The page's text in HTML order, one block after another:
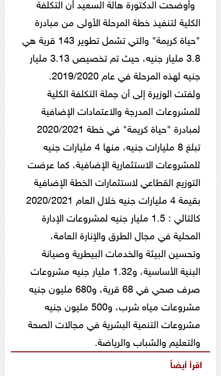
الكلية لتنفيذ خطة المرحلة الأولى من مبادرة
"حياة كريمة" والتي تشمل تطوير 143 قرية هي
3.8 مليار جنيه، حيث تم تخصيص 3.13 مليار
جنيه لهذه المرحلة في عام 2019/2020.
ولفتت الوزيرة إلى أن جملة التكلفة الكلية
للمشروعات المدرجة والاعتمادات الإضافية
لمبادرة "حياة كريمة" في خطة 2020/2021
تبلغ 8 مليارات جنيه، منها 4 مليارات جنيه
للمشروعات الاستثمارية الإضافية، كما عرضت
التوزيع القطاعي لاستثمارات الخطة الإضافية
بقيمة 4 مليارات جنيه خلال العام 2020/2021
كالتالي : 1.5 مليار جنيه لمشروعات الإدارة
المحلية في مجال الطرق والإنارة العامة،
وتحسين البيئة والخدمات البيطرية وصيانة
البنية الأساسية، و1.32 مليار جنيه مشروعات
صرف صحي في 68 قرية، و680 مليون جنيه
مشروعات مياه شرب، و500 مليون جنيه
مشروعات التنمية البشرية في مجالات الصحة
والتعليم والشباب والرياضة.
اقرأ أيضاً